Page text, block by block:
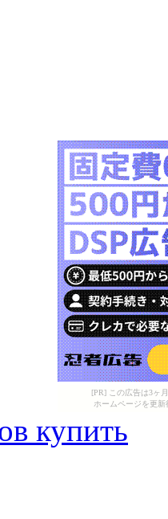
[PR] この広告は3ヶ
ホームページを更
купить